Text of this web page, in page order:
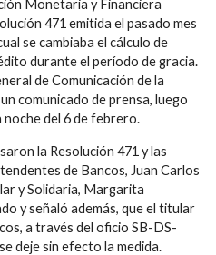
Monetaria y Financiera
471 emitida el pasado mes
se cambiaba el cálculo de
durante el período de gracia.
de Comunicación de la
comunicado de prensa, luego
noche del 6 de febrero.
la Resolución 471 y las
de Bancos, Juan Carlos
y Solidaria, Margarita
y señaló además, que el titular
a través del oficio SB-DS-
deje sin efecto la medida.